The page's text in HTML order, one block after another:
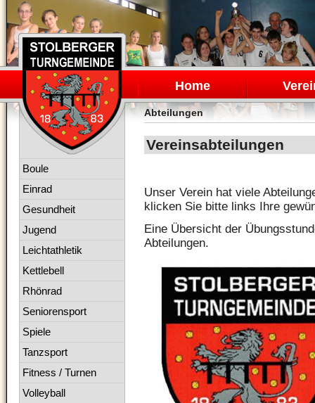
Navigation
überspringen
Home
Abteilungen
Vereinsabteilungen
Unser Verein hat viele
klicken Sie bitte links Ihre
Eine Übersicht der
Abteilungen.
Navigation
Boule
Einrad
Gesundheit
Jugend
Leichtathletik
Kettlebell
Rhönrad
Seniorensport
Spiele
Tanzsport
Fitness / Turnen
Volleyball